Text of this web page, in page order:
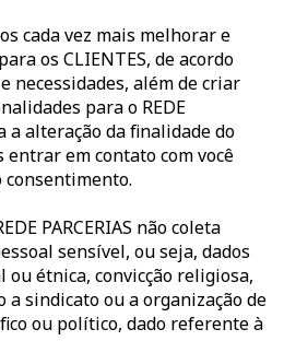
cada vez mais melhorar e
os CLIENTES, de acordo
necessidades, além de criar
para o REDE
a alteração da finalidade do
entrar em contato com você
PARCERIAS não coleta
sensível, ou seja, dados
étnica, convicção religiosa,
sindicato ou a organização de
ou político, dado referente à